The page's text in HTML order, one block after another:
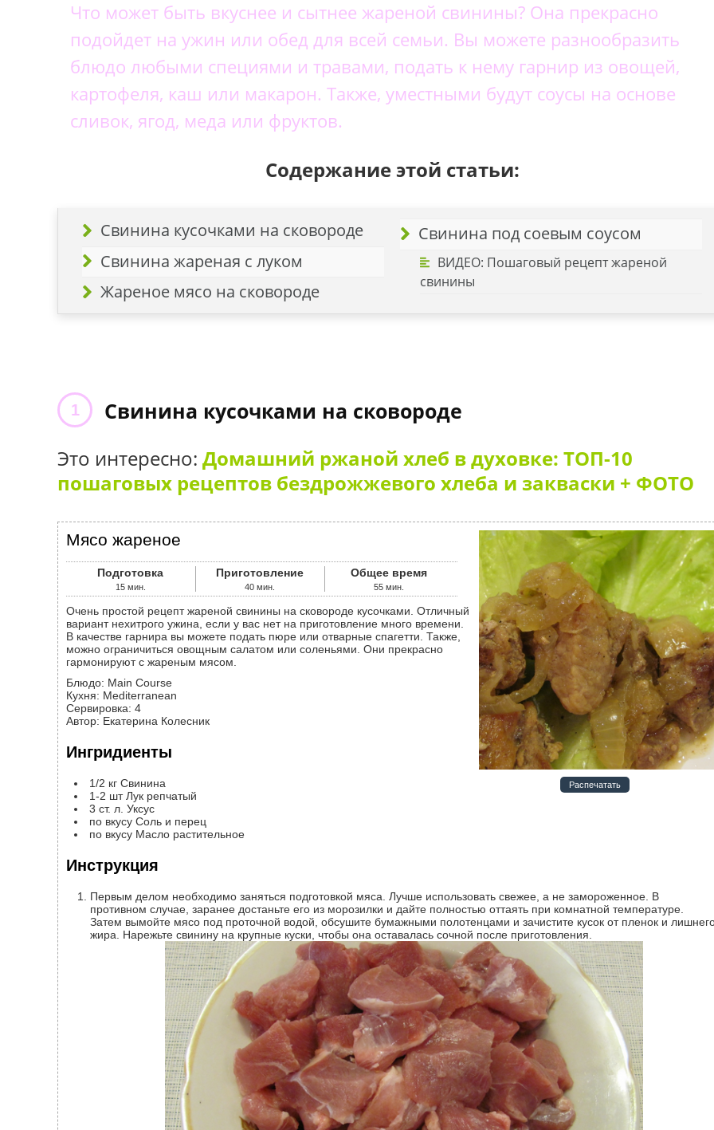
Что может быть вкуснее и сытнее жареной свинины? Она прекрасно
подойдет на ужин или обед для всей семьи. Вы можете разнообразить
блюдо любыми специями и травами, подать к нему гарнир из овощей,
картофеля, каш или макарон. Также, уместными будут соусы на основе
сливок, ягод, меда или фруктов.
Содержание этой статьи:
Свинина кусочками на сковороде
Свинина жареная с луком
Жареное мясо на сковороде
Свинина под соевым соусом
ВИДЕО: Пошаговый рецепт жареной
свинины
Свинина кусочками на сковороде
Это интересно: Домашний ржаной хлеб в духовке: ТОП-10
пошаговых рецептов бездрожжевого хлеба и закваски + ФОТО
Распечатать
Мясо жареное
Подготовка
15 мин.
Приготовление
40 мин.
Общее время
55 мин.
Очень простой рецепт жареной свинины на сковороде кусочками. Отличный
вариант нехитрого ужина, если у вас нет на приготовление много времени.
В качестве гарнира вы можете подать пюре или отварные спагетти. Также,
можно ограничиться овощным салатом или соленьями. Они прекрасно
гармонируют с жареным мясом.
Блюдо: Main Course
Кухня: Mediterranean
Сервировка: 4
Автор: Екатерина Колесник
Ингридиенты
1/2 кг Свинина
1-2 шт Лук репчатый
3 ст. л. Уксус
по вкусу Соль и перец
по вкусу Масло растительное
Инструкция
Первым делом необходимо заняться подготовкой мяса. Лучше использовать свежее, а не замороженное. В
противном случае, заранее достаньте его из морозилки и дайте полностью оттаять при комнатной температуре.
Затем вымойте мясо под проточной водой, обсушите бумажными полотенцами и зачистите кусок от пленок и
жира. Нарежьте свинину на крупные куски, чтобы она оставалась сочной после приготовления.